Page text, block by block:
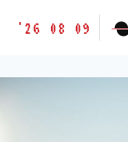
胶
味
'26 08 09